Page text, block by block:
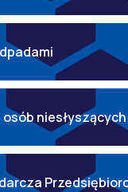
niesłyszących